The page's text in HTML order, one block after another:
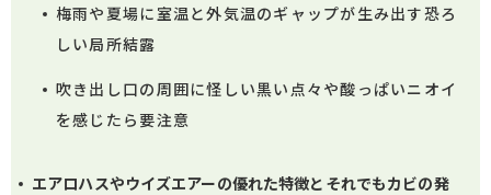
梅雨や夏場に室温と外気温のギャップが生み出す恐ろ
しい局所結露
吹き出し口の周囲に怪しい黒い点々や酸っぱいニオイ
を感じたら要注意
エアロハスやウイズエアーの優れた特徴とそれでもカビの発